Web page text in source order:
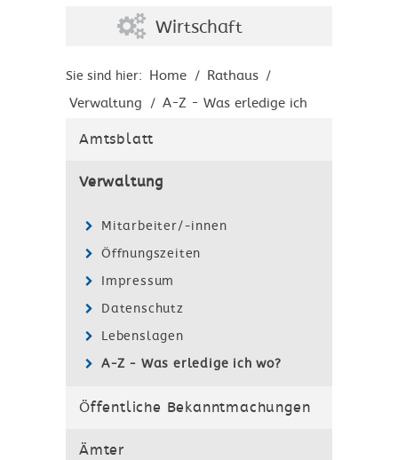
Wirtschaft
Sie sind hier: Home / Rathaus /
Verwaltung / A-Z - Was erledige ich
Amtsblatt
Verwaltung
Mitarbeiter/-innen
Öffnungszeiten
Impressum
Datenschutz
Lebenslagen
A-Z - Was erledige ich wo?
Öffentliche Bekanntmachungen
Ämter